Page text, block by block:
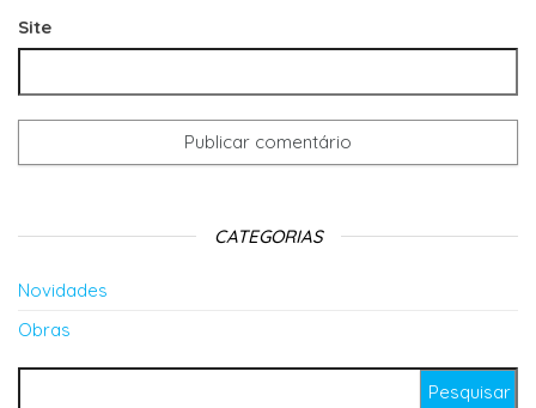
Site
CATEGORIAS
Novidades
Obras